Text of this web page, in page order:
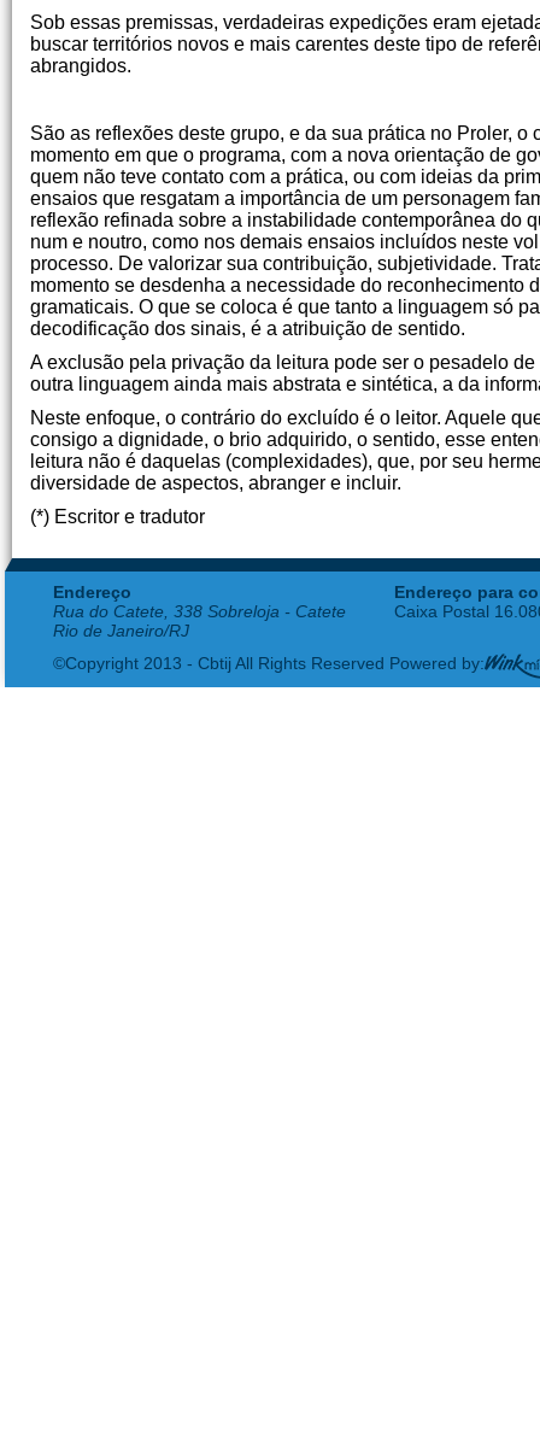
Sob essas premissas, verdadeiras expedições eram
buscar territórios novos e mais carentes deste tipo de
abrangidos.
São as reflexões deste grupo, e da sua prática no Proler, o
momento em que o programa, com a nova orientação de
quem não teve contato com a prática, ou com ideias da
ensaios que resgatam a importância de um personagem
reflexão refinada sobre a instabilidade contemporânea do
num e noutro, como nos demais ensaios incluídos neste
processo. De valorizar sua contribuição, subjetividade.
momento se desdenha a necessidade do reconhecimento
gramaticais. O que se coloca é que tanto a linguagem só
decodificação dos sinais, é a atribuição de sentido.
A exclusão pela privação da leitura pode ser o pesadelo
outra linguagem ainda mais abstrata e sintética, a da
Neste enfoque, o contrário do excluído é o leitor. Aquele
consigo a dignidade, o brio adquirido, o sentido, esse
leitura não é daquelas (complexidades), que, por seu
diversidade de aspectos, abranger e incluir.
(*) Escritor e tradutor
Endereço
Rua do Catete, 338 Sobreloja - Catete
Rio de Janeiro/RJ
Endereço para
Caixa Postal
©Copyright 2013 - Cbtij All Rights Reserved Powered by: